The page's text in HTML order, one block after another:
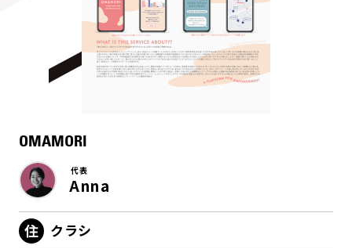
OMAMORI
代表
Anna
クラシ